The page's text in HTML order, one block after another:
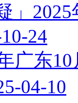
」
24
广东
04-10